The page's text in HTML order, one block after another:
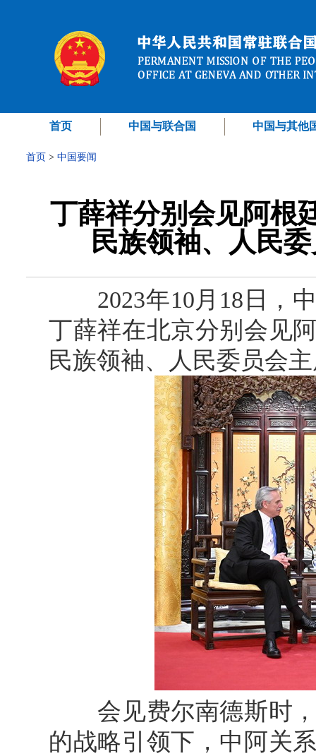
首页 中国与联合国 中国与其他
首页 > 中国要闻
丁薛祥分别会见阿根
民族领袖、人民
2023年10月18日，中
丁薛祥在北京分别会见
民族领袖、人民委员会
会见费尔南德斯时，
的战略引领下，中阿关